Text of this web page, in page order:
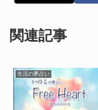
関連記事
生活の夢占い